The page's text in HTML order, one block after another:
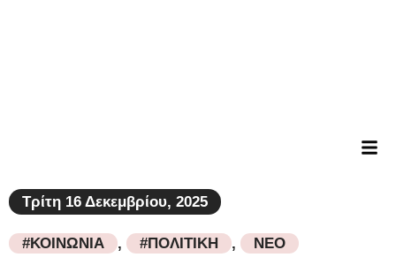
Τρίτη 16 Δεκεμβρίου, 2025
#ΚΟΙΝΩΝΙΑ , #ΠΟΛΙΤΙΚΗ , ΝΕΟ